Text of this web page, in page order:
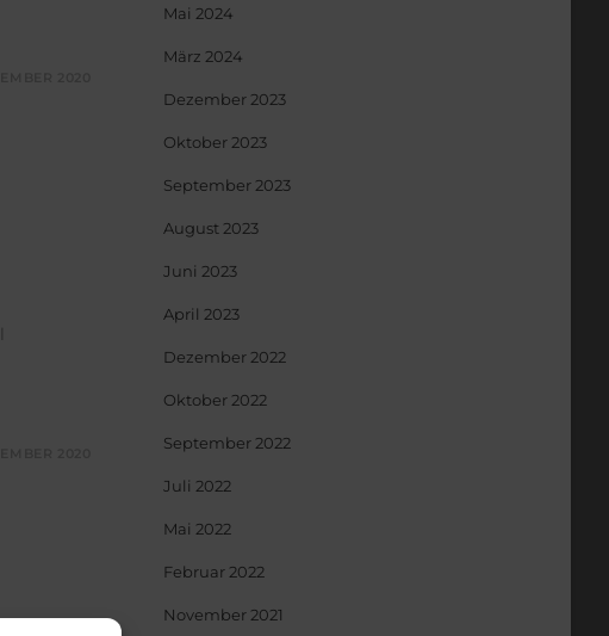
Mai 2024
März 2024
Dezember 2023
Oktober 2023
September 2023
August 2023
Juni 2023
April 2023
Dezember 2022
Oktober 2022
September 2022
Juli 2022
Mai 2022
Februar 2022
November 2021